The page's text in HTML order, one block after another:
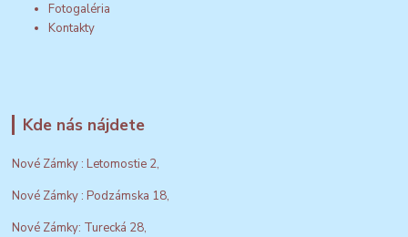
Fotogaléria
Kontakty
Kde nás nájdete
Nové Zámky : Letomostie 2,
Nové Zámky : Podzámska 18,
Nové Zámky: Turecká 28,